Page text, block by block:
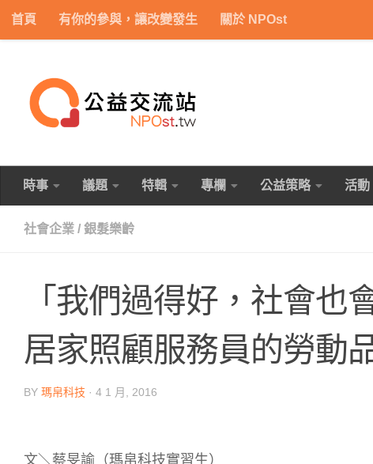
Skip to content
首頁 有你的參與，讓改變發生 關於 NPOst
時事 議題 特輯 專欄 公益策略 活動
社會企業 / 銀髮樂齡
「我們過得好，社會也
居家照顧服務員的勞動
BY 瑪帛科技 · 4 1 月, 2016
文＼蔡旻諭（瑪帛科技實習生）